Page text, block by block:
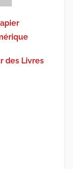
des Livres